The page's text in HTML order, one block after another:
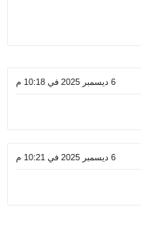
6 ديسمبر 2025 في 10:18 م
6 ديسمبر 2025 في 10:21 م